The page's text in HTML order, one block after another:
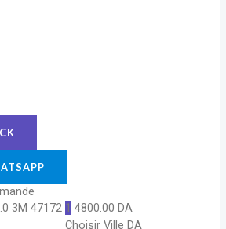
3M 47172 1 4800.00 DA
Choisir Ville DA